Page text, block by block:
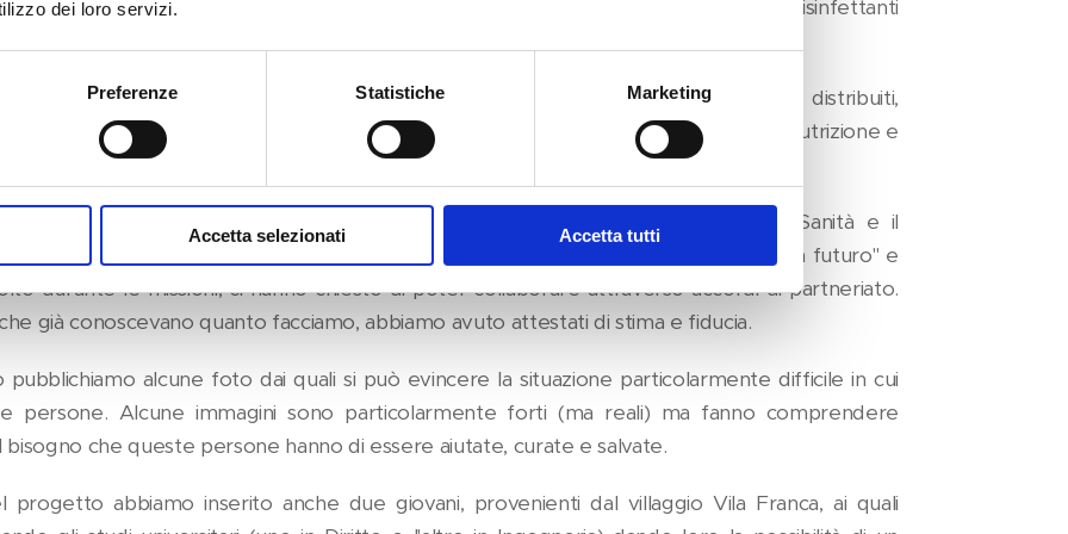
dei loro servizi.
Preferenze Statistiche Marketing
Accetta selezionati Accetta tutti
delle medicazioni di ferite non curate a causa della mancanza di medicine, disinfettanti
oltre alle medicine, necessarie a curare le patologie riscontrate, sono stati distribuiti,
multivitamine e integratori alimentari così da attutire il fenomeno della malnutrizione e
morte per fame e per infezioni, che è molto frequente.
abbiamo avuto l'opportunità di incontrare il Direttore Provinciale della Sanità e il
Politecnico Sol Levante i quali, venuti a conoscenza del progetto "Dona un futuro" e
durante le missioni, ci hanno chiesto di poter collaborare attraverso accordi di partneriato.
già conoscevano quanto facciamo, abbiamo avuto attestati di stima e fiducia.
pubblichiamo alcune foto dai quali si può evincere la situazione particolarmente difficile in cui
persone. Alcune immagini sono particolarmente forti (ma reali) ma fanno comprendere
bisogno che queste persone hanno di essere aiutate, curate e salvate.
progetto abbiamo inserito anche due giovani, provenienti dal villaggio Vila Franca, ai quali